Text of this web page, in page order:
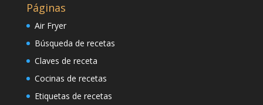
Páginas
Air Fryer
Búsqueda de recetas
Claves de receta
Cocinas de recetas
Etiquetas de recetas